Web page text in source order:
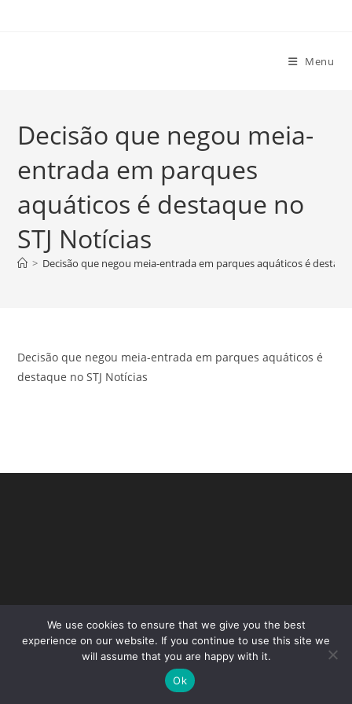
Menu
Decisão que negou meia-
entrada em parques
aquáticos é destaque no
STJ Notícias
> Decisão que negou meia-entrada em parques aquáticos é
Decisão que negou meia-entrada em parques aquáticos é
destaque no STJ Notícias
Copyright - WordPress Theme by OceanWP
We use cookies to ensure that we give you the best
experience on our website. If you continue to use this site we
will assume that you are happy with it.
Ok